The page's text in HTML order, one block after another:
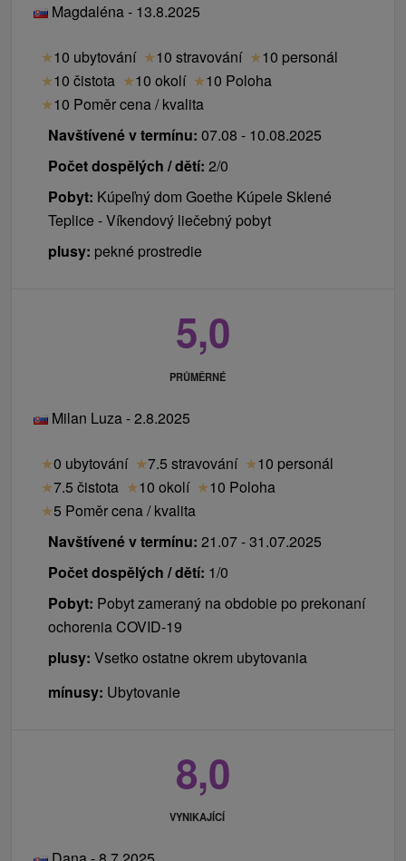
Magdaléna - 13.8.2025
★10 ubytování ★10 stravování ★10 personál
★10 čistota ★10 okolí ★10 Poloha
★10 Poměr cena / kvalita
Navštívené v termínu: 07.08 - 10.08.2025
Počet dospělých / dětí: 2/0
Pobyt: Kúpeľný dom Goethe Kúpele Sklené
Teplice - Víkendový liečebný pobyt
plusy: pekné prostredie
5,0
PRŮMĚRNÉ
Milan Luza - 2.8.2025
★0 ubytování ★7.5 stravování ★10 personál
★7.5 čistota ★10 okolí ★10 Poloha
★5 Poměr cena / kvalita
Navštívené v termínu: 21.07 - 31.07.2025
Počet dospělých / dětí: 1/0
Pobyt: Pobyt zameraný na obdobie po prekonaní
ochorenia COVID-19
plusy: Vsetko ostatne okrem ubytovania
mínusy: Ubytovanie
8,0
VYNIKAJÍCÍ